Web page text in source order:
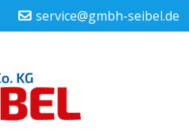
service@gmbh-seibel.de